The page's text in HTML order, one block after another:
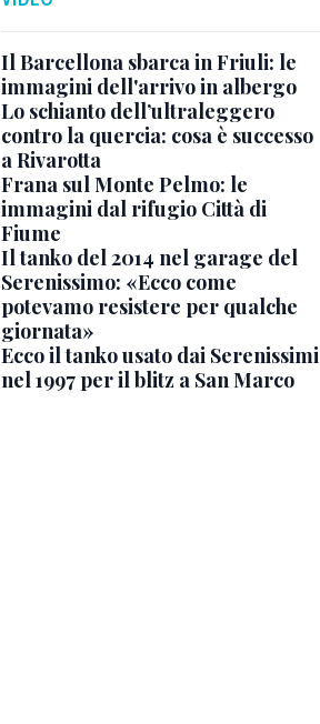
Il Barcellona sbarca in Friuli: le
immagini dell'arrivo in albergo
Lo schianto dell’ultraleggero
contro la quercia: cosa è successo
a Rivarotta
Frana sul Monte Pelmo: le
immagini dal rifugio Città di
Fiume
Il tanko del 2014 nel garage del
Serenissimo: «Ecco come
potevamo resistere per qualche
giornata»
Ecco il tanko usato dai Serenissimi
nel 1997 per il blitz a San Marco